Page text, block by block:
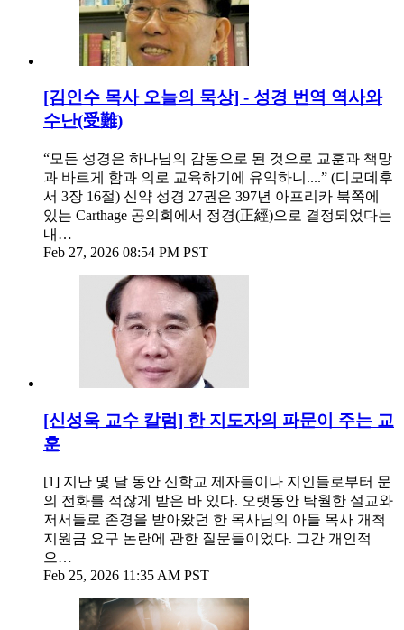
[김인수 목사 오늘의 묵상] - 성경 번역 역사와
수난(受難)
“모든 성경은 하나님의 감동으로 된 것으로 교훈과 책망
과 바르게 함과 의로 교육하기에 유익하니....” (디모데후
서 3장 16절) 신약 성경 27권은 397년 아프리카 북쪽에
있는 Carthage 공의회에서 정경(正經)으로 결정되었다는
내…
Feb 27, 2026 08:54 PM PST
[신성욱 교수 칼럼] 한 지도자의 파문이 주는 교
훈
[1] 지난 몇 달 동안 신학교 제자들이나 지인들로부터 문
의 전화를 적잖게 받은 바 있다. 오랫동안 탁월한 설교와
저서들로 존경을 받아왔던 한 목사님의 아들 목사 개척
지원금 요구 논란에 관한 질문들이었다. 그간 개인적
으…
Feb 25, 2026 11:35 AM PST